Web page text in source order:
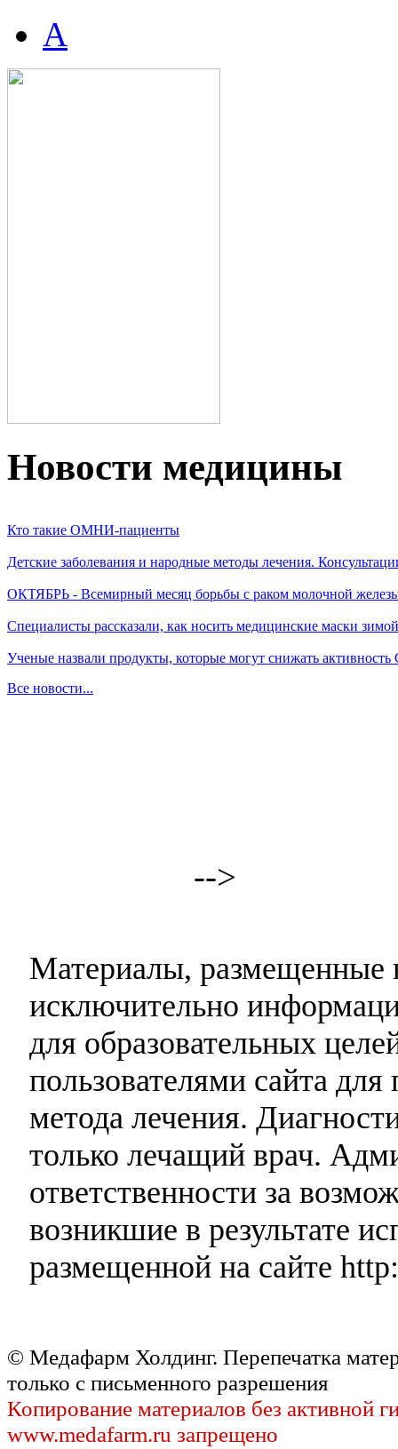
А
Новости медицины
Кто такие ОМНИ-пациенты
Детские заболевания и народные методы лечения.
ОКТЯБРЬ - Всемирный месяц борьбы с раком молочной
Специалисты рассказали, как носить медицинские маски зимой
Ученые назвали продукты, которые могут снижать
Все новости...
-->
Материалы, размещенные
исключительно
для образовательных
пользователями сайта
метода лечения.
только лечащий врач.
ответственности за
возникшие в результате
размещенной на сайте
© Медафарм Холдинг. Перепечатка
только с письменного разрешения
Копирование материалов без активной
www.medafarm.ru запрещено